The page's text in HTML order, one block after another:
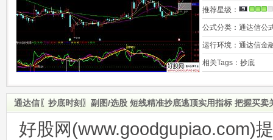
推荐星级：
公式分类： 通达信公
运行环境： 通达信金
相关Tags： 抄底
通达信〖抄底时刻〗副图/选股 短线精准抄底逃顶实用指标 把握买卖
好股网(www.goodgupiao.com)